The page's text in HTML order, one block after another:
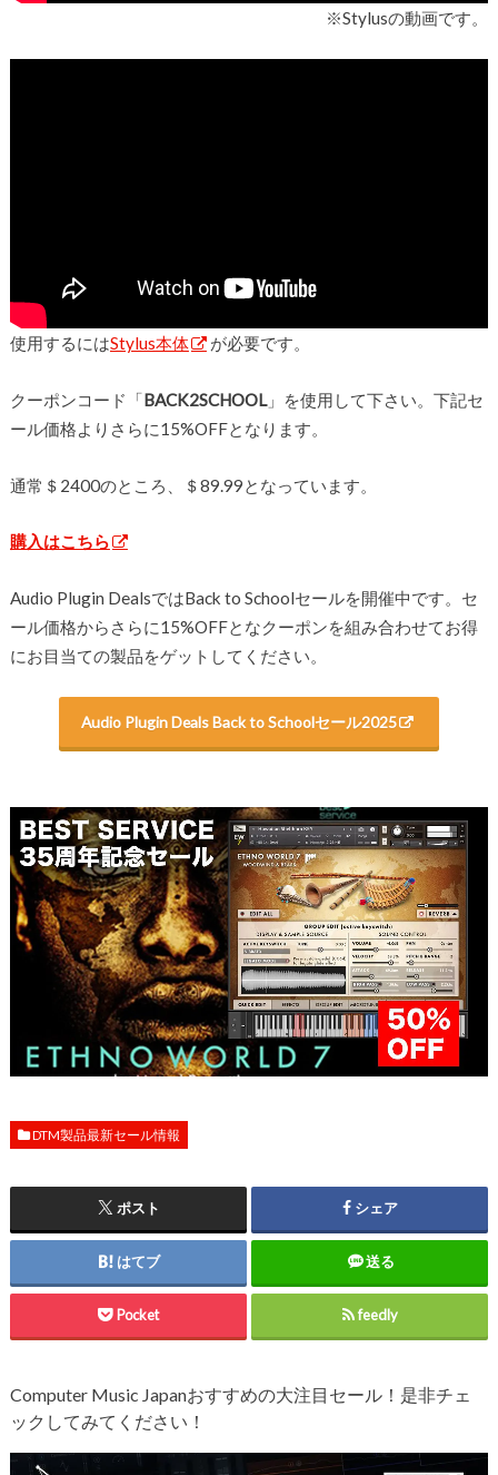
※Stylusの動画です。
使用するにはStylus本体 が必要です。
クーポンコード「BACK2SCHOOL」を使用して下さい。下記セ
ール価格よりさらに15%OFFとなります。
通常＄2400のところ、＄89.99となっています。
購入はこちら
Audio Plugin DealsではBack to Schoolセールを開催中です。セ
ール価格からさらに15%OFFとなクーポンを組み合わせてお得
にお目当ての製品をゲットしてください。
Audio Plugin Deals Back to Schoolセール2025
DTM製品最新セール情報
ポスト シェア
はてブ 送る
Pocket feedly
Computer Music Japanおすすめの大注目セール！是非チェ
ックしてみてください！